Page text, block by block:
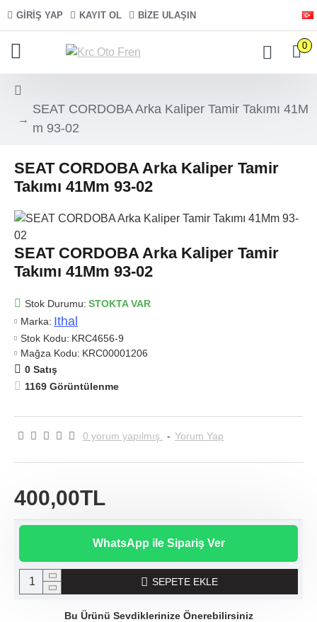
GIRIŞ YAP KAYIT OL BIZE ULAŞIN
0
SEAT CORDOBA Arka Kaliper Tamir Takımı 41M
m 93-02
SEAT CORDOBA Arka Kaliper Tamir
Takımı 41Mm 93-02
SEAT CORDOBA Arka Kaliper Tamir
Takımı 41Mm 93-02
Stok Durumu: STOKTA VAR
Marka: Ithal
Stok Kodu: KRC4656-9
Mağza Kodu: KRC00001206
0 Satış
1169 Görüntülenme
0 yorum yapılmış. - Yorum Yap
400,00TL
WhatsApp ile Sipariş Ver
SEPETE EKLE
Bu Ürünü Sevdiklerinize Önerebilirsiniz